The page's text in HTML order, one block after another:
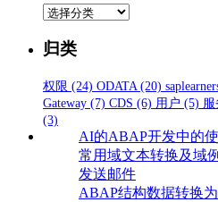
分
归类
权限 (24) ODATA (20)
Gateway (7) CDS (6) 用户 (5) 服
(3)
AI的ABAP开发中的
常用域文本转换及域
发送邮件
ABAP结构数据转换